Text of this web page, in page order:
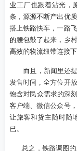
业工厂也跟着沾光，
条，源源不断产出优
搭上铁路快车，一路
的腰包鼓了起来，乡
高效的物流纽带连接下
而且，新闻里还提
发售时间，全方位开
饱含对民众需求的深
客户端、微信公众号
让旅客和货主随时随
已。
总之，铁路调图的